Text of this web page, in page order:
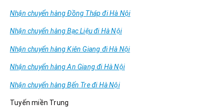
Nhận chuyển hàng Đồng Tháp đi Hà Nội
Nhận chuyển hàng Bạc Liệu đi Hà Nội
Nhận chuyển hàng Kiên Giang đi Hà Nội
Nhận chuyển hàng An Giang đi Hà Nội
Nhận chuyển hàng Bến Tre đi Hà Nội
Tuyến miền Trung